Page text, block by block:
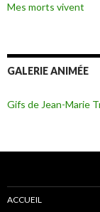
Mes morts vivent
GALERIE ANIMÉE
Gifs de Jean-Marie
ACCUEIL